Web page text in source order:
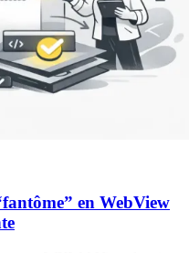
en WebView